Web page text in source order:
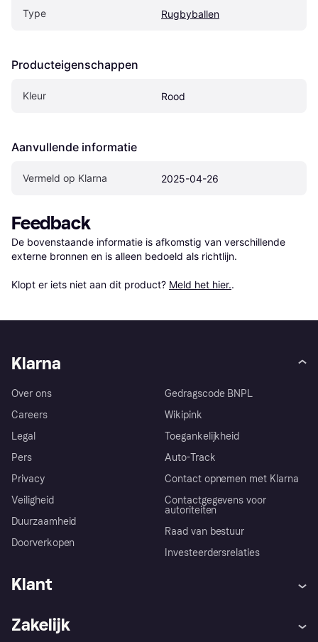
Type Rugbyballen
Producteigenschappen
Kleur Rood
Aanvullende informatie
Vermeld op Klarna 2025-04-26
Feedback
De bovenstaande informatie is afkomstig van verschillende
externe bronnen en is alleen bedoeld als richtlijn.
Klopt er iets niet aan dit product? Meld het hier..
Klarna
Over ons
Careers
Legal
Pers
Privacy
Veiligheid
Duurzaamheid
Doorverkopen
Gedragscode BNPL
Wikipink
Toegankelijkheid
Auto-Track
Contact opnemen met Klarna
Contactgegevens voor
autoriteiten
Raad van bestuur
Investeerdersrelaties
Klant
Zakelijk